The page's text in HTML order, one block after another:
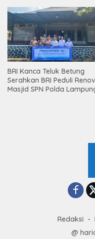
BRI Kanca Teluk Betung
Serahkan BRI Peduli
Masjid SPN Polda
Redaksi
@